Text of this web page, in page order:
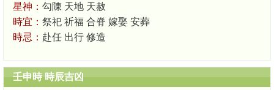
星神： 勾陳 天地 天赦
時宜： 祭祀 祈福 合脊 嫁娶 安葬
時忌： 赴任 出行 修造
壬申時 時辰吉凶